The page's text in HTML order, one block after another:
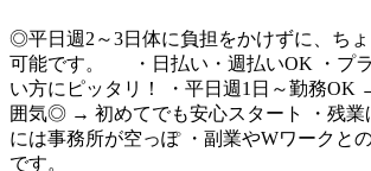
◎平日週2～3日体に負担をかけずに、ち
可能です。 ・日払い・週払いOK ・プ
い方にピッタリ！ ・平日週1日～勤務OK
囲気◎ → 初めてでも安心スタート ・残
には事務所が空っぽ ・副業やWワークと
です。